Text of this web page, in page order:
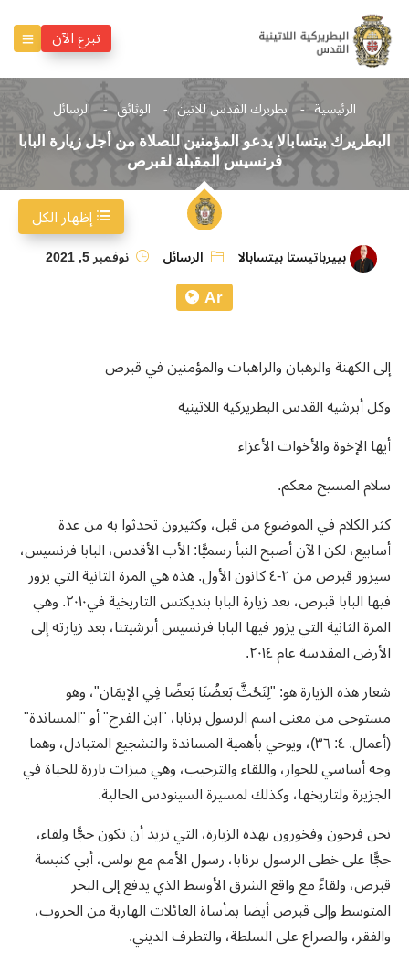
تبرع الآن
الرئيسية بطريرك القدس للاتين الوثائق الرسائل
البطريرك بيتسابالا يدعو المؤمنين للصلاة من أجل زيارة البابا
فرنسيس المقبلة لقبرص
بييرباتيستا بيتسابالا الرسائل نوفمبر 5, 2021
Ar
إلى الكهنة والرهبان والراهبات والمؤمنين في قبرص
وكل أبرشية القدس البطريركية اللاتينية
أيها الإخوة والأخوات الأعزاء
سلام المسيح معكم.
كثر الكلام في الموضوع من قبل، وكثيرون تحدثوا به من عدة
أسابيع، لكن الآن أصبح النبأ رسميًّا: الأب الأقدس، البابا فرنسيس،
سيزور قبرص من ٢-٤ كانون الأول. هذه هي المرة الثانية التي يزور
فيها البابا قبرص، بعد زيارة البابا بنديكتس التاريخية في٢٠١٠. وهي
المرة الثانية التي يزور فيها البابا فرنسيس أبرشيتنا، بعد زيارته إلى
الأرض المقدسة عام ٢٠١٤.
شعار هذه الزيارة هو: "لِنَحُثَّ بَعضُنَا بَعضًا فِي الإيمَان"، وهو
مستوحى من معنى اسم الرسول برنابا، "ابن الفرج" أو "المساندة"
(أعمال. ٤: ٣٦)، ويوحي بأهمية المساندة والتشجيع المتبادل، وهما
وجه أساسي للحوار، واللقاء والترحيب، وهي ميزات بارزة للحياة في
الجزيرة ولتاريخها، وكذلك لمسيرة السينودس الحالية.
نحن فرحون وفخورون بهذه الزيارة، التي تريد أن تكون حجًّا ولقاء،
حجًّا على خطى الرسول برنابا، رسول الأمم مع بولس، أبي كنيسة
قبرص، ولقاءً مع واقع الشرق الأوسط الذي يدفع إلى البحر
المتوسط وإلى قبرص أيضا بمأساة العائلات الهاربة من الحروب،
والفقر، والصراع على السلطة، والتطرف الديني.
إظهار الكل